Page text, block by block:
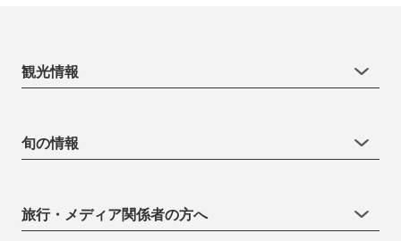
観光情報
旬の情報
旅行・メディア関係者の方へ